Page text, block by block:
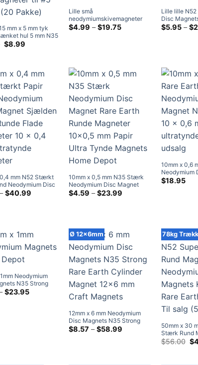
mm x 5 mm tyk
hul 5 mm N35
jordarters
Oprindelig
pris
$8.99
Lille små
neodymiumskivemagneter
Lille runde sjældne
$4.99 – $19.75Prisklasse:
Lille lille
Disc
sjældne
$5.95 – $
mm N52 Stærkt
Neodymium Disc
Jord Runde
10 x 0,4 mm
– $40.99
10mm x 0,5 mm N35 Stærk
Neodymium Disc Magnet
Rare Earth Runde Magneter
10×0.5mm Papir Ultratynde
$4.59 – $23.99
10mm x 0,6
Neodymium
N42 Stærk
ultratynde
$18.95
Neodymium
N35 Strong
Cylinder Magnet
$23.95Prisklasse:
Ø 12x6mm
12mm x 6 mm Neodymium
Disc Magnets N35 Strong
Rare Earth Cylinder Magnet
$8.57 – $58.99
78kg
50mm x 30
Stærk Rund
Neodymium
$56.00
pris
$